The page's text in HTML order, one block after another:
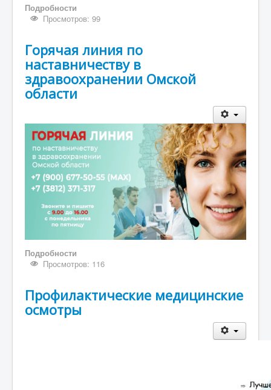
Подробности
Просмотров: 99
Горячая линия по
наставничеству в
здравоохранении Омской
области
Подробности
Просмотров: 116
Профилактические медицинские
осмотры